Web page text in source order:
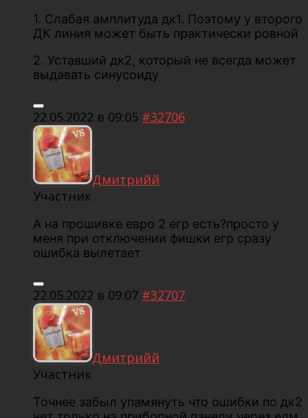
1. Слабая амплитуда дк1. Поэтому у второго
ДК линия может быть практически ровной
2. Уставший дк2, который не всегда может
выдавать синусоиду
22.05.2022 в 09:05 #32706
Дмитрийй
Участник
А на прошивке евро 2 егр есть?просто у
меня при отключении фишки егр сразу
ошибка вылетает
22.05.2022 в 09:07 #32707
Дмитрийй
Участник
Точнее забыл упамянуть что ошибки по дк2